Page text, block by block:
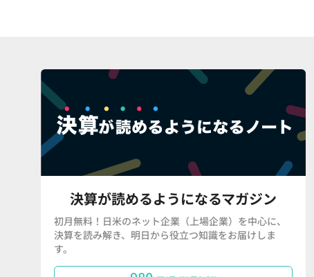
決算が読めるようになるマガジン
初月無料！日米のネット企業（上場企業）を中心に、
決算を読み解き、明日から役立つ知識をお届けしま
す。